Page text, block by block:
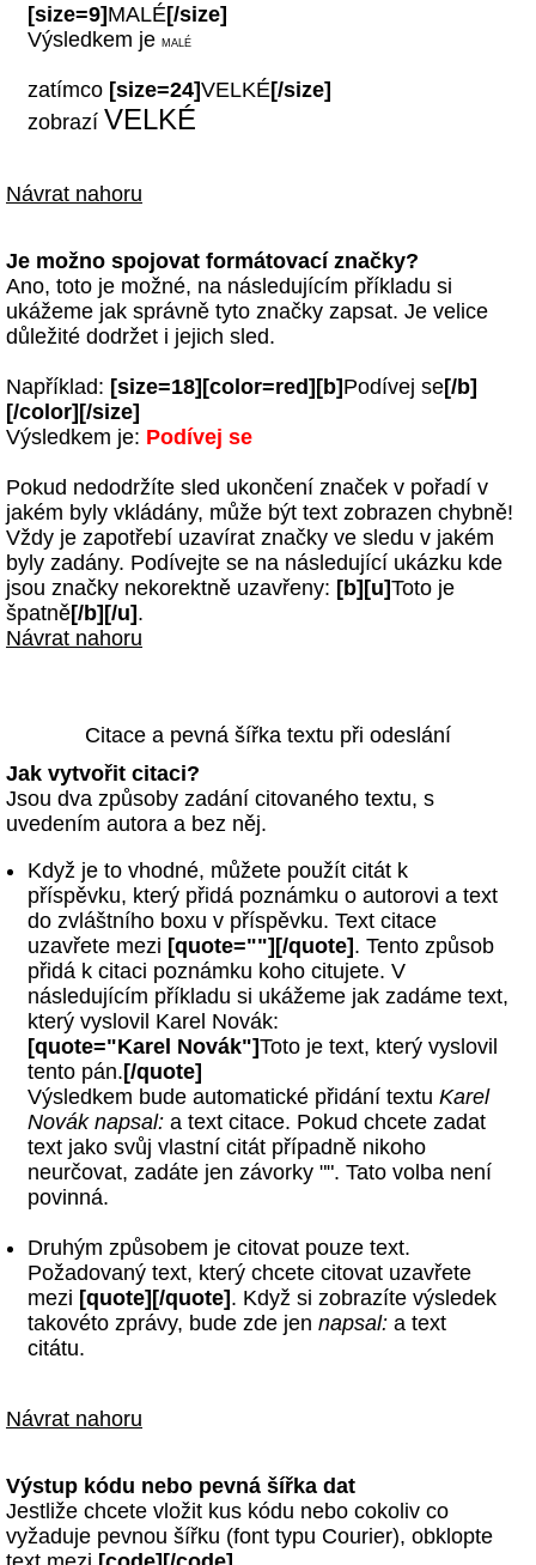
[size=9]MALÉ[/size]
Výsledkem je MALÉ
zatímco [size=24]VELKÉ[/size]
zobrazí VELKÉ
Návrat nahoru
Je možno spojovat formátovací značky?
Ano, toto je možné, na následujícím příkladu si
ukážeme jak správně tyto značky zapsat. Je velice
důležité dodržet i jejich sled.
Například: [size=18][color=red][b] Podívej se[/b]
[/color][/size]
Výsledkem je: Podívej se
Pokud nedodržíte sled ukončení značek v pořadí v
jakém byly vkládány, může být text zobrazen chybně!
Vždy je zapotřebí uzavírat značky ve sledu v jakém
byly zadány. Podívejte se na následující ukázku kde
jsou značky nekorektně uzavřeny: [b][u]Toto je
špatně[/b][/u] .
Návrat nahoru
Citace a pevná šířka textu při odeslání
Jak vytvořit citaci?
Jsou dva způsoby zadání citovaného textu, s
uvedením autora a bez něj.
Když je to vhodné, můžete použít citát k
příspěvku, který přidá poznámku o autorovi a text
do zvláštního boxu v příspěvku. Text citace
uzavřete mezi [quote=""][/quote]. Tento způsob
přidá k citaci poznámku koho citujete. V
následujícím příkladu si ukážeme jak zadáme text,
který vyslovil Karel Novák:
[quote="Karel Novák"]Toto je text, který vyslovil
tento pán.[/quote]
Výsledkem bude automatické přidání textu Karel
Novák napsal:a text citace. Pokud chcete zadat
text jako svůj vlastní citát případně nikoho
neurčovat, zadáte jen závorky "". Tato volba není
povinná.
Druhým způsobem je citovat pouze text.
Požadovaný text, který chcete citovat uzavřete
mezi [quote][/quote]. Když si zobrazíte výsledek
takovéto zprávy, bude zde jen napsal:a text
citátu.
Návrat nahoru
Výstup kódu nebo pevná šířka dat
Jestliže chcete vložit kus kódu nebo cokoliv co
vyžaduje pevnou šířku (font typu Courier), obklopte